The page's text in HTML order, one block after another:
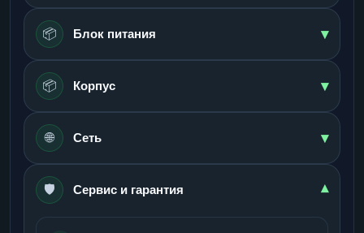
📦 Блок питания ▾
📦 Корпус ▾
🌐 Сеть ▾
🛡️ Сервис и гарантия ▾